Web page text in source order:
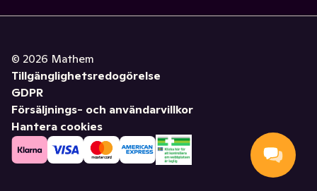
© 2026 Mathem
Tillgänglighetsredogörelse
GDPR
Försäljnings- och användarvillkor
Hantera cookies